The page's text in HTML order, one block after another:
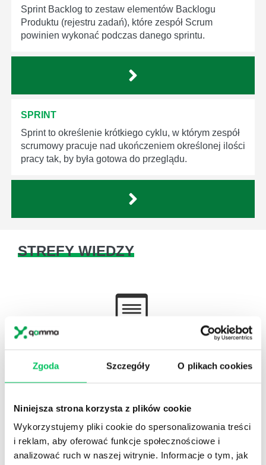
Zgoda Szczegóły O plikach cookies
Niniejsza strona korzysta z plików cookie
Wykorzystujemy pliki cookie do spersonalizowania treści
i reklam, aby oferować funkcje społecznościowe i
analizować ruch w naszej witrynie. Informacje o tym, jak
Sprint Backlog to zestaw elementów Backlogu
Produktu (rejestru zadań), które zespół Scrum
powinien wykonać podczas danego sprintu.
SPRINT
Sprint to określenie krótkiego cyklu, w którym zespół
scrumowy pracuje nad ukończeniem określonej ilości
pracy tak, by była gotowa do przeglądu.
STREFY WIEDZY
Autorskie raporty, wartościowy know-how, pigułki
wiedzy.
Gamma Q&A